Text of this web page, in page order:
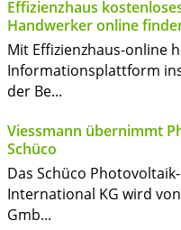
Effizienzhaus
Handwerker online
Mit Effizienzhaus-online
Informationsplattform
der Be...
Viessmann übernimmt
Schüco
Das Schüco
International KG wird
Gmb...